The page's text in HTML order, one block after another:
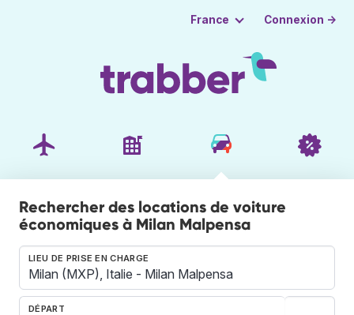
France Connexion →
Rechercher des locations de voiture
économiques à Milan Malpensa
LIEU DE PRISE EN CHARGE
DÉPART